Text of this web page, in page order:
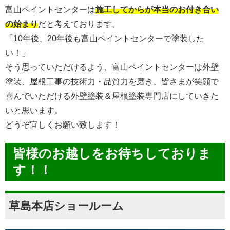
富山ペイントセンターは施工してからが本当のお付き合い
の始まりだと考えております。
「10年後、20年後も富山ペイントセンターで塗装した
い！」
そう思っていただけるよう、富山ペイントセンターは外壁
塗装、屋根工事の技術力・品質力を磨き、皆さまが笑顔で
喜んでいただける外壁塗装＆屋根塗装専門店にしていきた
いと思います。
どうぞ宜しくお願い致します！
皆様のお越しをお待ちしておりま
す！！
草島本店ショールーム